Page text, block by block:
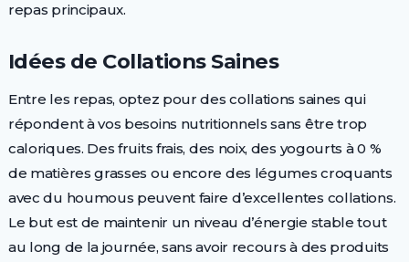
repas principaux.
Idées de Collations Saines
Entre les repas, optez pour des collations saines qui
répondent à vos besoins nutritionnels sans être trop
caloriques. Des fruits frais, des noix, des yogourts à 0 %
de matières grasses ou encore des légumes croquants
avec du houmous peuvent faire d’excellentes collations.
Le but est de maintenir un niveau d’énergie stable tout
au long de la journée, sans avoir recours à des produits